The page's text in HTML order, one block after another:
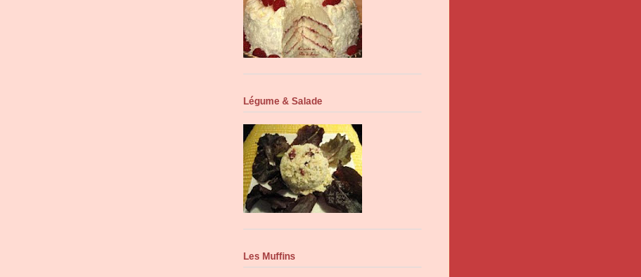
Légume & Salade
Les Muffins